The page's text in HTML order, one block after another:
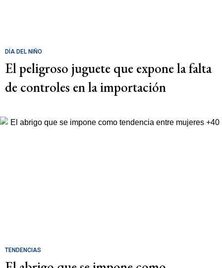
DÍA DEL NIÑO
El peligroso juguete que expone la falta
de controles en la importación
TENDENCIAS